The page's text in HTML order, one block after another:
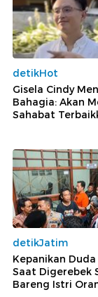
detikHot
Gisela Cindy
Bahagia: Akan
Sahabat
detikJatim
Kepanikan
Saat Digerebek
Bareng Istri